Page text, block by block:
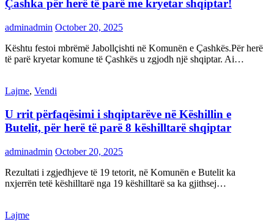
Çashka për herë të parë me kryetar shqiptar!
adminadmin October 20, 2025
Kështu festoi mbrëmë Jabollçishti në Komunën e Çashkës.Për herë
të parë kryetar komune të Çashkës u zgjodh një shqiptar. Ai…
Lajme, Vendi
U rrit përfaqësimi i shqiptarëve në Këshillin e
Butelit, për herë të parë 8 këshilltarë shqiptar
adminadmin October 20, 2025
Rezultati i zgjedhjeve të 19 tetorit, në Komunën e Butelit ka
nxjerrën tetë këshilltarë nga 19 këshilltarë sa ka gjithsej…
Lajme